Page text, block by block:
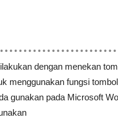
dengan menekan
menggunakan fungsi
gunakan pada Microsoft